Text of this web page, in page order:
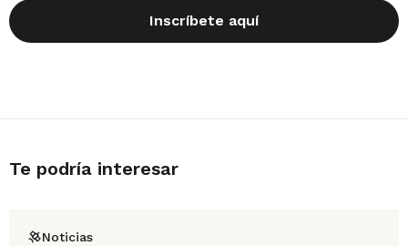
Inscríbete aquí
Te podría interesar
Noticias